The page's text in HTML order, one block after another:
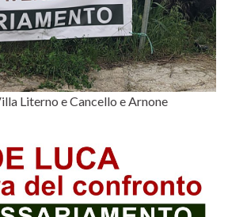
Literno e Cancello e Arnone